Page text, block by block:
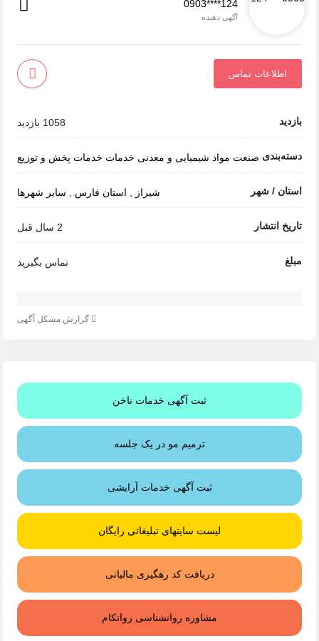
0903****124
آگهی دهنده
اطلاعات تماس
بازدید 1058 بازدید
دسته‌بندی صنعت مواد شیمیایی و معدنی خدمات خدمات پخش و توزیع
استان / شهر شیراز استان فارس سایر شهرها
تاریخ انتشار 2 سال قبل
مبلغ تماس بگیرید
گزارش مشکل آگهی
ثبت آگهی خدمات ناخن
ترمیم مو در یک جلسه
ثبت آگهی خدمات آرایشی
لیست سایتهای تبلیغاتی رایگان
دریافت کد رهگیری مالیاتی
مشاوره روانشناسی روانکام